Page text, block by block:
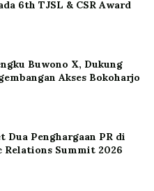
6th TJSL & CSR Award
Buwono X, Dukung
Akses Bokoharjo
Dua Penghargaan PR di
Relations Summit 2026